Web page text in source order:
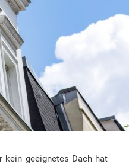
kein geeignetes Dach hat